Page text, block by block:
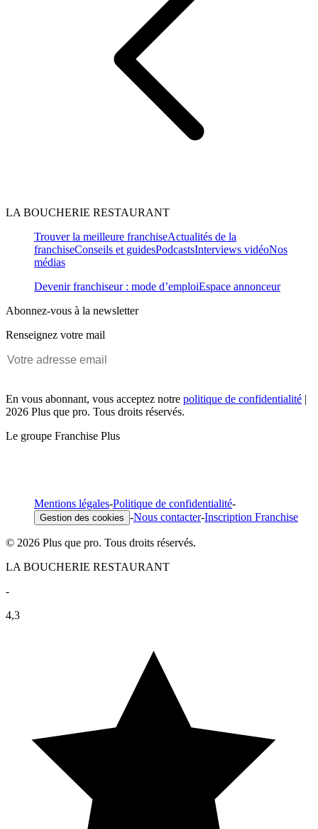
LA BOUCHERIE RESTAURANT
Trouver la meilleure franchiseActualités de la
franchiseConseils et guidesPodcastsInterviews vidéoNos
médias
Devenir franchiseur : mode d’emploiEspace annonceur
Abonnez-vous à la newsletter
Renseignez votre mail
En vous abonnant, vous acceptez notre politique de confidentialité |
2026 Plus que pro. Tous droits réservés.
Le groupe Franchise Plus
Mentions légales-Politique de confidentialité-
Gestion des cookies -Nous contacter-Inscription Franchise
© 2026 Plus que pro. Tous droits réservés.
LA BOUCHERIE RESTAURANT
-
4,3